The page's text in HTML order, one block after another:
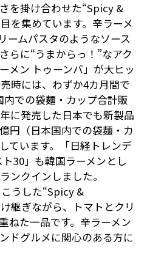
を掛け合わせた“Spicy &
を集めています。辛ラーメ
ームパスタのようなソース
らに“うまからっ！”なアク
メン トゥーンバ」が大ヒッ
時には、わずか4カ月間で
での袋麺・カップ合計販
に発売した日本でも新製品
円（日本国内での袋麺・カ
ています。「日経トレンデ
30」も韓国ラーメンとし
ンクインしました。
こうした“Spicy &
継ぎながら、トマトとクリ
ねた一品です。辛ラーメン
ドグルメに関心のある方に